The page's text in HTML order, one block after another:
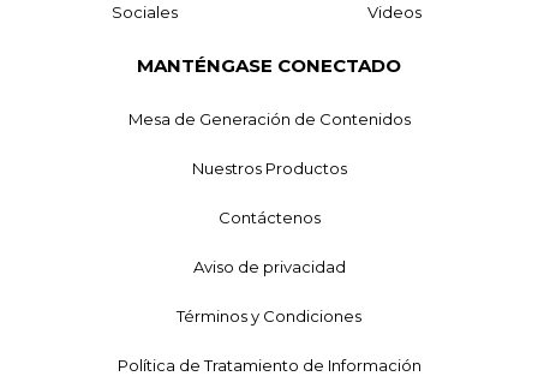
Sociales Videos
MANTÉNGASE CONECTADO
Mesa de Generación de Contenidos
Nuestros Productos
Contáctenos
Aviso de privacidad
Términos y Condiciones
Política de Tratamiento de Información